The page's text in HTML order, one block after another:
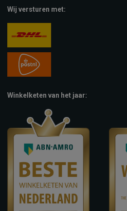
Wij versturen met:
Winkelketen van het jaar: